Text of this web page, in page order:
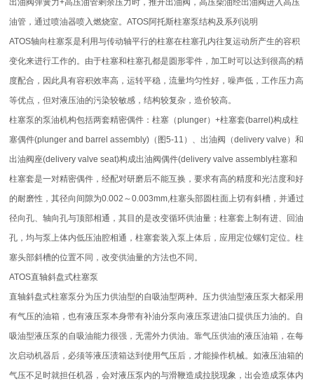
出油阀弹簧力+高压油管剩余压力时，推开出油阀，高压柴油经出油阀进入高压
油管，通过喷油器喷入燃烧室。ATOS阿托斯柱塞泵结构及系列说明
ATOS轴向柱塞泵是利用与传动轴平行的柱塞在柱塞孔内往复运动所产生的容积
变化来进行工作的。由于柱塞和柱塞孔都是圆形零件，加工时可以达到很高的精
度配合，因此具有容积效率高，运转平稳，流量均匀性好，噪声低，工作压力高
等优点，但对液压油的污染较敏感，结构较复杂，造价较高。
柱塞泵的泵油机构包括两套精密偶件：柱塞（plunger）+柱塞套(barrel)构成柱
塞偶件(plunger and barrel assembly)（图5-11）、出油阀（delivery valve）和
出油阀座(delivery valve seat)构成出油阀偶件(delivery valve assembly柱塞和
柱塞套是一对精密偶件，经配对研磨后不能互换，要求有高的精度和光洁度和好
的耐磨性，其径向间隙为0.002～0.003mm,柱塞头部圆柱面上切有斜槽，并通过
径向孔、轴向孔与顶部相通，其目的是改变循环供油量；柱塞套上制有进、回油
孔，均与泵上体内低压油腔相通，柱塞套装入泵上体后，应用定位螺钉定位。柱
塞头部斜槽的位置不同，改变供油量的方法也不同。
ATOS直轴斜盘式柱塞泵
直轴斜盘式柱塞泵分为压力供油型的自吸油型两种。压力供油型液压泵大都采用
有气压的油箱，也有液压泵本身带有补油分泵向液压泵进油口提供压力油的。自
吸油型液压泵的自吸油能力很强，无需外力供油。靠气压供油的液压油箱，在每
次启动机器后，必须等液压渍箱达到使用气压后，才能操作机械。如液压油箱的
气压不足时就担任机器，会对液压泵内的与滑鞭造成拉脱现象，出会造成泵体内